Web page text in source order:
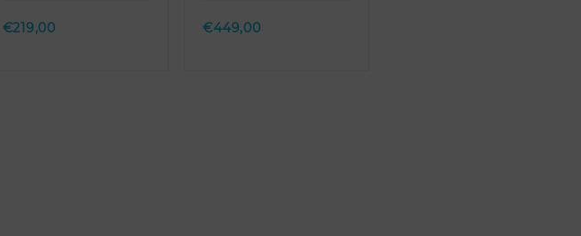
€219,00 €449,00